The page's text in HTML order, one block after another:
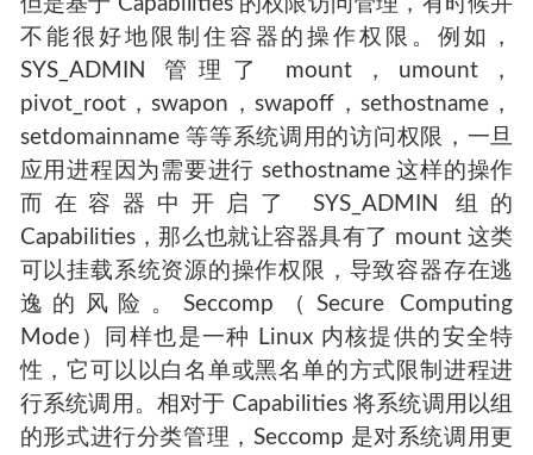
不能很好地限制住容器的操作权限。例如，
SYS_ADMIN 管理了 mount，umount，
pivot_root，swapon，swapoff，sethostname，
setdomainname 等等系统调用的访问权限，一旦
应用进程因为需要进行 sethostname 这样的操作
而在容器中开启了 SYS_ADMIN 组的
Capabilities，那么也就让容器具有了 mount 这类
可以挂载系统资源的操作权限，导致容器存在逃
逸的风险。Seccomp（Secure Computing
Mode）同样也是一种 Linux 内核提供的安全特
性，它可以以白名单或黑名单的方式限制进程进
行系统调用。相对于 Capabilities 将系统调用以组
的形式进行分类管理，Seccomp 是对系统调用更